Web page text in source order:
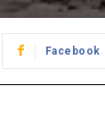
Facebook